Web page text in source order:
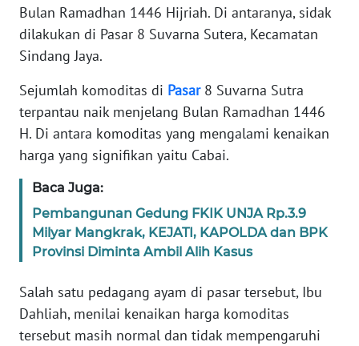
Bulan Ramadhan 1446 Hijriah. Di antaranya, sidak
dilakukan di Pasar 8 Suvarna Sutera, Kecamatan
Sindang Jaya.
Sejumlah komoditas di Pasar8 Suvarna Sutra
terpantau naik menjelang Bulan Ramadhan 1446
H. Di antara komoditas yang mengalami kenaikan
harga yang signifikan yaitu Cabai.
Baca Juga:
Pembangunan Gedung FKIK UNJA Rp.3.9
Milyar Mangkrak, KEJATI, KAPOLDA dan BPK
Provinsi Diminta Ambil Alih Kasus
Salah satu pedagang ayam di pasar tersebut, Ibu
Dahliah, menilai kenaikan harga komoditas
tersebut masih normal dan tidak mempengaruhi
DISCLAIMER
Wahana
Regional
WN
SUMUT
WN
WN
JABAR
BANTEN